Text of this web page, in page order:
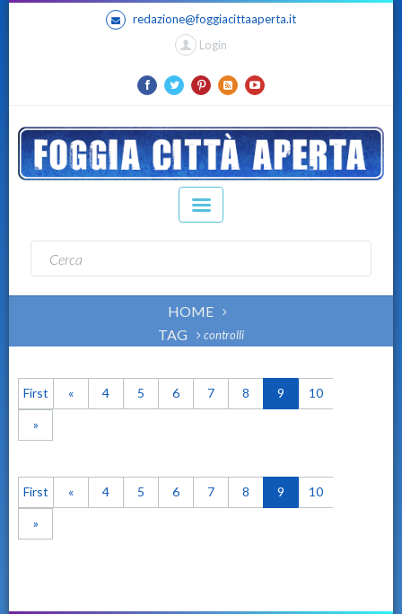
redazione@foggiacittaaperta.it
Login
HOME
TAG
controlli
First « 4 5 6 7 8 9 10
»
First « 4 5 6 7 8 9 10
»